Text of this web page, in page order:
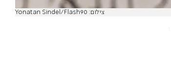
צילום: Yonatan Sindel/Flash90